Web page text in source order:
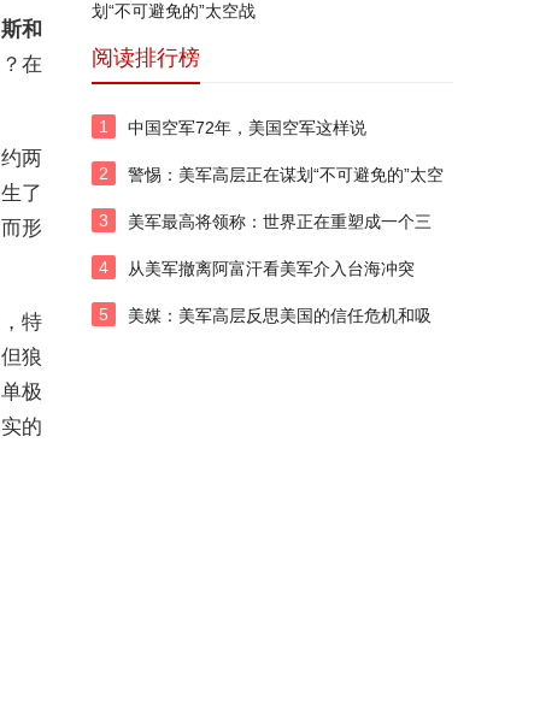
和
在
两
了
形
特
狼
极
的
划“不可避免的”太空战
阅读排行榜
1 中国空军72年，美国空军这样说
2
警惕：美军高层正在谋划“不可避免的”太空
3
美军最高将领称：世界正在重塑成一个三
4
从美军撤离阿富汗看美军介入台海冲突
5
美媒：美军高层反思美国的信任危机和吸